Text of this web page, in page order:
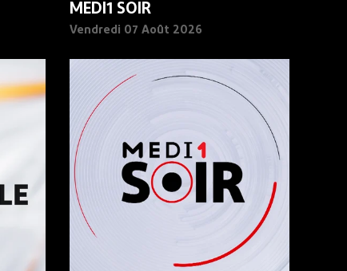
MEDI1 SOIR
Vendredi 07 Août 2026